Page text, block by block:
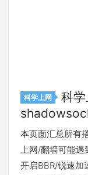
科学上网
科
本页面汇总所有
上网/翻墙可能遇
开启BBR/锐速加